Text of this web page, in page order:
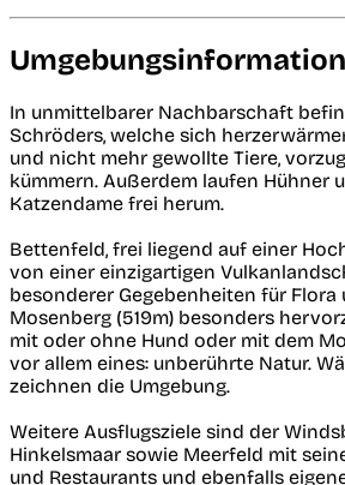
In unmittelbarer Nachbarschaft
Schröders, welche sich
und nicht mehr gewollte Tiere,
kümmern. Außerdem laufen Hühner
Katzendame frei herum.
Bettenfeld, frei liegend auf einer
von einer einzigartigen
besonderer Gegebenheiten für Flora
Mosenberg (519m) besonders
mit oder ohne Hund oder mit dem
vor allem eines: unberührte Natur.
zeichnen die Umgebung.
Weitere Ausflugsziele sind der
Hinkelsmaar sowie Meerfeld mit
und Restaurants und ebenfalls